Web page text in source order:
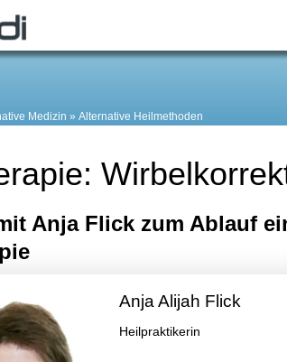
Medizin Alternative Heilmethoden
Anja Flick zum Ablauf
Anja Alijah Flick
Heilpraktikerin